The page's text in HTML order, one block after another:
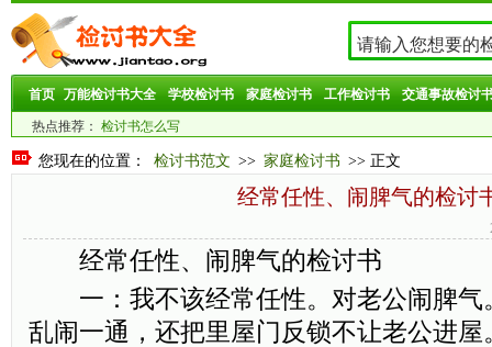
首页 万能检讨书大全 学校检讨书 家庭检讨书 工作检讨书 交通事故检讨
热点推荐： 检讨书怎么写
您现在的位置： 检讨书范文 >> 家庭检讨书 >> 正文
经常任性、闹脾气的检讨
经常任性、闹脾气的检讨书
一：我不该经常任性。对老公闹脾气
乱闹一通，还把里屋门反锁不让老公进屋